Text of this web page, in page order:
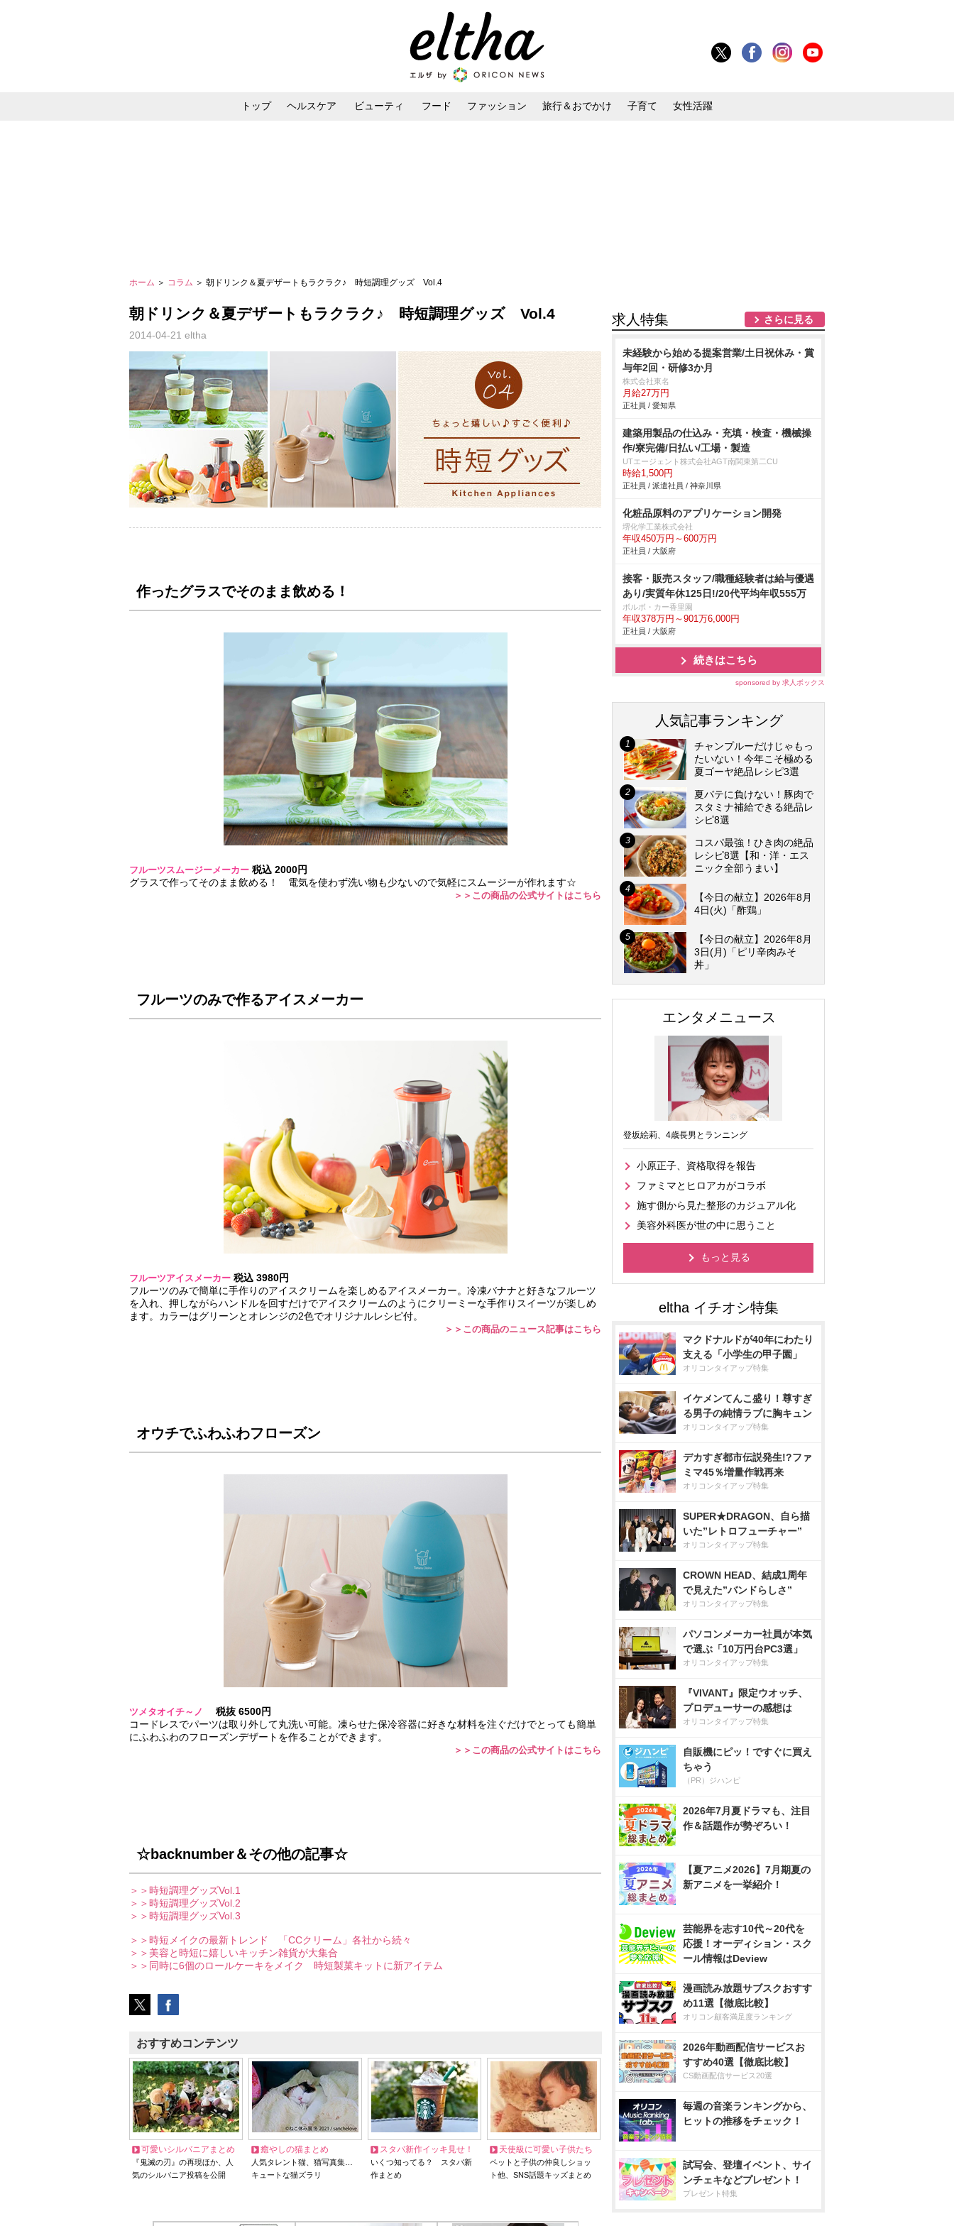
トップ ヘルスケア ビューティ フード ファッション 旅行＆おでかけ 子育て 女性活躍
ホーム ＞ コラム ＞ 朝ドリンク＆夏デザートもラクラク♪ 時短調理グッズ Vol.4
朝ドリンク＆夏デザートもラクラク♪ 時短調理グッズ Vol.4
2014-04-21 eltha
作ったグラスでそのまま飲める！
フルーツスムージーメーカー 税込 2000円
グラスで作ってそのまま飲める！ 電気を使わず洗い物も少ないので気軽にスムージーが作れます☆
＞＞この商品の公式サイトはこちら
フルーツのみで作るアイスメーカー
フルーツアイスメーカー 税込 3980円
フルーツのみで簡単に手作りのアイスクリームを楽しめるアイスメーカー。冷凍バナナと好きなフルーツ
を入れ、押しながらハンドルを回すだけでアイスクリームのようにクリーミーな手作りスイーツが楽しめ
ます。カラーはグリーンとオレンジの2色でオリジナルレシピ付。
＞＞この商品のニュース記事はこちら
オウチでふわふわフローズン
ツメタオイチ～ノ
税抜 6500円
コードレスでパーツは取り外して丸洗い可能。凍らせた保冷容器に好きな材料を注ぐだけでとっても簡単
にふわふわのフローズンデザートを作ることができます。
＞＞この商品の公式サイトはこちら
☆backnumber＆その他の記事☆
＞＞時短調理グッズVol.1
＞＞時短調理グッズVol.2
＞＞時短調理グッズVol.3
＞＞時短メイクの最新トレンド 「CCクリーム」各社から続々
＞＞美容と時短に嬉しいキッチン雑貨が大集合
＞＞同時に6個のロールケーキをメイク 時短製菓キットに新アイテム
おすすめコンテンツ
可愛いシルバニアまとめ
『鬼滅の刃』の再現ほか、人
気のシルバニア投稿を公開
癒やしの猫まとめ
人気タレント猫、猫写真集…
キュートな猫ズラリ
スタバ新作イッキ見せ！
いくつ知ってる？ スタバ新
作まとめ
天使級に可愛い子供たち
ペットと子供の仲良しショッ
ト他、SNS話題キッズまとめ
求人特集 さらに見る
未経験から始める提案営業/土日祝休み・賞
与年2回・研修3か月
株式会社東名
月給27万円
正社員 / 愛知県
建築用製品の仕込み・充填・検査・機械操
作/寮完備/日払い/工場・製造
UTエージェント株式会社AGT南関東第二CU
時給1,500円
正社員 / 派遣社員 / 神奈川県
化粧品原料のアプリケーション開発
堺化学工業株式会社
年収450万円～600万円
正社員 / 大阪府
接客・販売スタッフ/職種経験者は給与優遇
あり/実質年休125日!/20代平均年収555万
ボルボ・カー香里園
年収378万円～901万6,000円
正社員 / 大阪府
続きはこちら
sponsored by 求人ボックス
人気記事ランキング
チャンプルーだけじゃもっ
たいない！今年こそ極める
夏ゴーヤ絶品レシピ3選
夏バテに負けない！豚肉で
スタミナ補給できる絶品レ
シピ8選
コスパ最強！ひき肉の絶品
レシピ8選【和・洋・エス
ニック全部うまい】
【今日の献立】2026年8月
4日(火)「酢鶏」
【今日の献立】2026年8月
3日(月)「ピリ辛肉みそ
丼」
エンタメニュース
登坂絵莉、4歳長男とランニング
小原正子、資格取得を報告
ファミマとヒロアカがコラボ
施す側から見た整形のカジュアル化
美容外科医が世の中に思うこと
もっと見る
マクドナルドが40年にわたり
支える「小学生の甲子園」
オリコンタイアップ特集
イケメンてんこ盛り！尊すぎ
る男子の純情ラブに胸キュン
オリコンタイアップ特集
デカすぎ都市伝説発生!?ファ
ミマ45％増量作戦再来
オリコンタイアップ特集
SUPER★DRAGON、自ら描
いた”レトロフューチャー”
オリコンタイアップ特集
CROWN HEAD、結成1周年
で見えた”バンドらしさ”
オリコンタイアップ特集
パソコンメーカー社員が本気
で選ぶ「10万円台PC3選」
オリコンタイアップ特集
『VIVANT』限定ウオッチ、
プロデューサーの感想は
オリコンタイアップ特集
自販機にピッ！ですぐに買え
ちゃう
（PR）ジハンピ
2026年7月夏ドラマも、注目
作＆話題作が勢ぞろい！
【夏アニメ2026】7月期夏の
新アニメを一挙紹介！
芸能界を志す10代～20代を
応援！オーディション・スク
ール情報はDeview
漫画読み放題サブスクおすす
め11選【徹底比較】
オリコン顧客満足度ランキング
2026年動画配信サービスお
すすめ40選【徹底比較】
CS動画配信サービス20選
毎週の音楽ランキングから、
ヒットの推移をチェック！
試写会、登壇イベント、サイ
ンチェキなどプレゼント！
プレゼント特集